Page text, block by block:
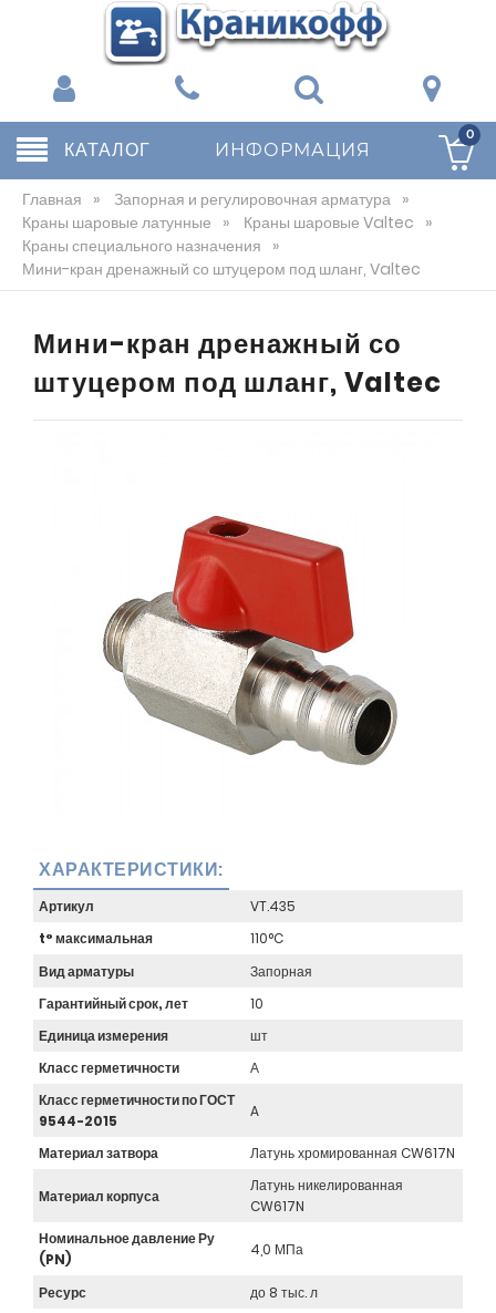
КАТАЛОГ ИНФОРМАЦИЯ
0
Главная » Запорная и регулировочная арматура »
Краны шаровые латунные » Краны шаровые Valtec »
Краны специального назначения »
Мини-кран дренажный со штуцером под шланг, Valtec
Мини-кран дренажный со
штуцером под шланг, Valtec
ХАРАКТЕРИСТИКИ:
Артикул
VT.435
t° максимальная
110°C
Вид арматуры
Запорная
Гарантийный срок, лет
10
Единица измерения
шт
Класс герметичности
А
Класс герметичности по ГОСТ
9544-2015
A
Материал затвора Латунь хромированная CW617N
Материал корпуса
Латунь никелированная
CW617N
Номинальное давление Ру
(PN)
4,0 МПа
Ресурс
до 8 тыс. л